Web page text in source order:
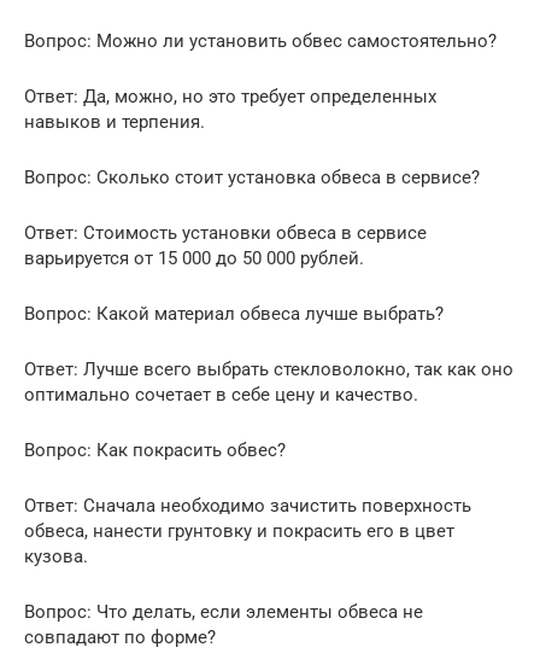
Вопрос: Можно ли установить обвес самостоятельно?
Ответ: Да, можно, но это требует определенных
навыков и терпения.
Вопрос: Сколько стоит установка обвеса в сервисе?
Ответ: Стоимость установки обвеса в сервисе
варьируется от 15 000 до 50 000 рублей.
Вопрос: Какой материал обвеса лучше выбрать?
Ответ: Лучше всего выбрать стекловолокно, так как оно
оптимально сочетает в себе цену и качество.
Вопрос: Как покрасить обвес?
Ответ: Сначала необходимо зачистить поверхность
обвеса, нанести грунтовку и покрасить его в цвет
кузова.
Вопрос: Что делать, если элементы обвеса не
совпадают по форме?